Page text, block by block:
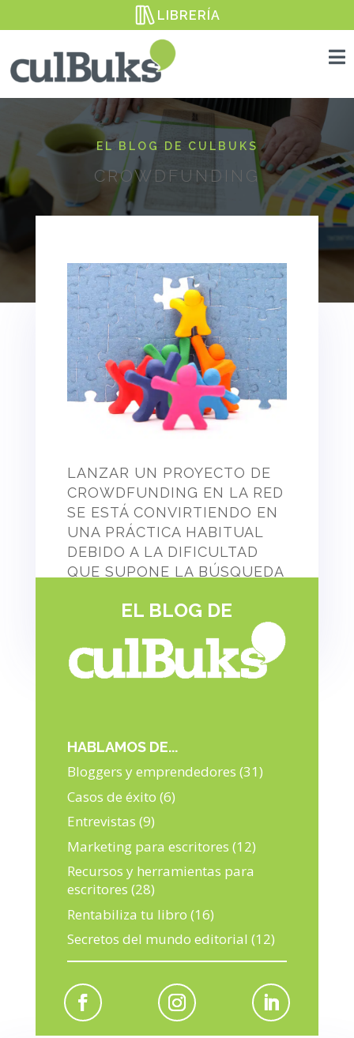
LIBRERÍA

EL BLOG DE CULBUKS
CROWDFUNDING
LANZAR UN PROYECTO DE
CROWDFUNDING EN LA RED
SE ESTÁ CONVIRTIENDO EN
UNA PRÁCTICA HABITUAL
DEBIDO A LA DIFICULTAD
QUE SUPONE LA BÚSQUEDA
SACAR ADELANTE
PROYECTOS CULTURALES.
EL BLOG DE
HABLAMOS DE...
Bloggers y emprendedores (31)
Casos de éxito (6)
Entrevistas (9)
Marketing para escritores (12)
Recursos y herramientas para
escritores (28)
Rentabiliza tu libro (16)
Secretos del mundo editorial (12)